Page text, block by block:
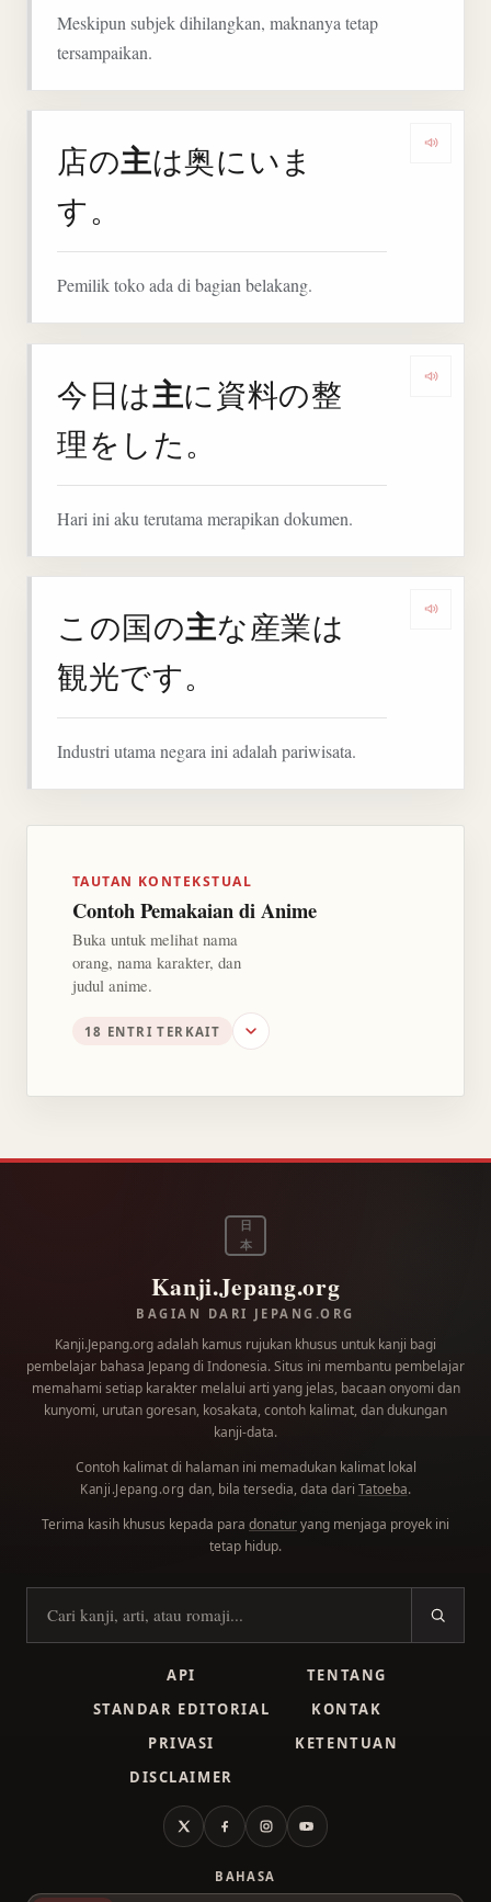
Meskipun subjek dihilangkan, maknanya tetap
tersampaikan.
店の主は奥にいま
す。
Pemilik toko ada di bagian belakang.
今日は主に資料の整
理をした。
Hari ini aku terutama merapikan dokumen.
この国の主な産業は
観光です。
Industri utama negara ini adalah pariwisata.
TAUTAN KONTEKSTUAL
Contoh Pemakaian di Anime
Buka untuk melihat nama
orang, nama karakter, dan
judul anime.
18 ENTRI TERKAIT
日
本
Kanji.Jepang.org
BAGIAN DARI JEPANG.ORG
Kanji.Jepang.org adalah kamus rujukan khusus untuk kanji bagi
pembelajar bahasa Jepang di Indonesia. Situs ini membantu pembelajar
memahami setiap karakter melalui arti yang jelas, bacaan onyomi dan
kunyomi, urutan goresan, kosakata, contoh kalimat, dan dukungan
kanji-data.
Contoh kalimat di halaman ini memadukan kalimat lokal
Kanji.Jepang.org dan, bila tersedia, data dari Tatoeba.
Terima kasih khusus kepada para donaturyang menjaga proyek ini
tetap hidup.
Cari kanji
API
TENTANG
STANDAR EDITORIAL
KONTAK
PRIVASI
KETENTUAN
DISCLAIMER
X FacebookInstagramYouTube
BAHASA